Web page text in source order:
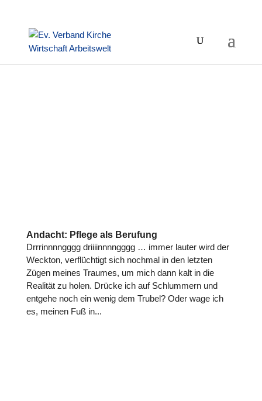
Andacht: Pflege als Berufung
Drrrinnnngggg driiiinnnngggg … immer lauter wird der
Weckton, verflüchtigt sich nochmal in den letzten
Zügen meines Traumes, um mich dann kalt in die
Realität zu holen. Drücke ich auf Schlummern und
entgehe noch ein wenig dem Trubel? Oder wage ich
es, meinen Fuß in...